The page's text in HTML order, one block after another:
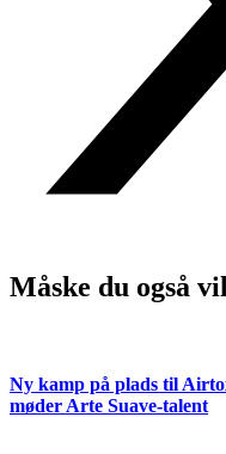
Måske du også
Ny kamp på plads til
møder Arte Suave-talent